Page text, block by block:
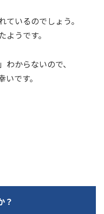
いるのでしょう。
うです。
わからないので、
です。
？